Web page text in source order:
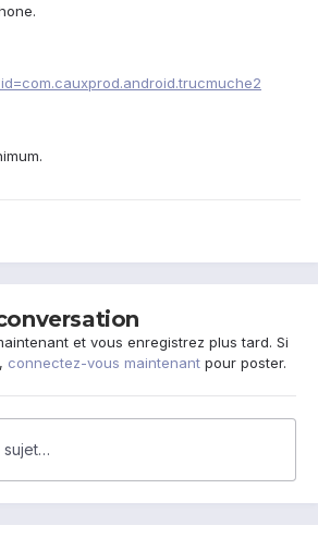
et vous enregistrez plus tard. Si
connectez-vous maintenant pour poster.
sujet…